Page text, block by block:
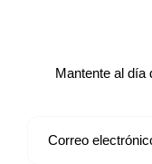
Mantente al día